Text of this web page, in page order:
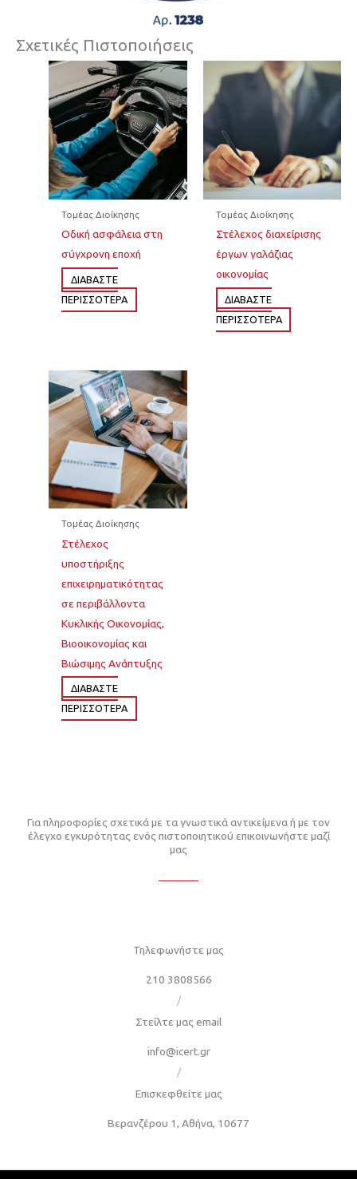
Σχετικές Πιστοποιήσεις
Τομέας Διοίκησης
Οδική ασφάλεια στη
σύγχρονη εποχή
ΔΙΆΒΑΣΤΕ
ΠΕΡΙΣΣΌΤΕΡΑ
Τομέας Διοίκησης
Στέλεχος διαχείρισης
έργων γαλάζιας
οικονομίας
ΔΙΆΒΑΣΤΕ
ΠΕΡΙΣΣΌΤΕΡΑ
Τομέας Διοίκησης
Στέλεχος
υποστήριξης
επιχειρηματικότητας
σε περιβάλλοντα
Κυκλικής Οικονομίας,
Βιοοικονομίας και
Βιώσιμης Ανάπτυξης
ΔΙΆΒΑΣΤΕ
ΠΕΡΙΣΣΌΤΕΡΑ
Για πληροφορίες σχετικά με τα γνωστικά αντικείμενα ή με τον
έλεγχο εγκυρότητας ενός πιστοποιητικού επικοινωνήστε μαζί
μας
Τηλεφωνήστε μας
210 3808566
/
Στείλτε μας email
info@icert.gr
/
Επισκεφθείτε μας
Βερανζέρου 1, Αθήνα, 10677